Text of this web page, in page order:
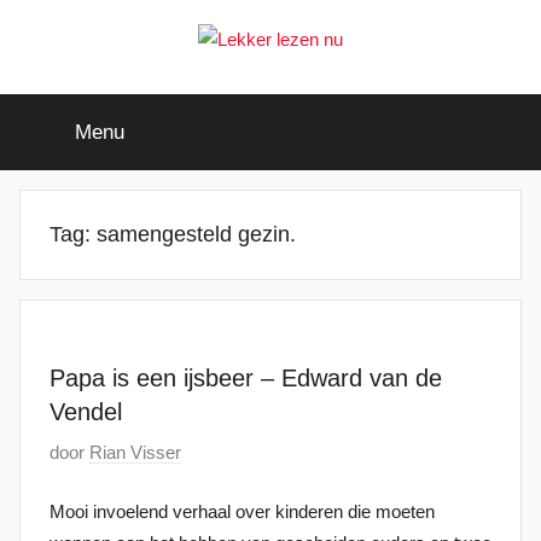
Lekker
lezen
nu
kinderboeken
Menu
Tag: samengesteld gezin.
Papa is een ijsbeer – Edward van de
Vendel
G
p
door Rian Visser
Mooi invoelend verhaal over kinderen die moeten